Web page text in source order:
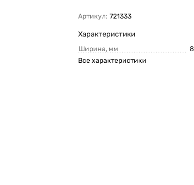
Артикул: 721333
Характеристики
Ширина, мм
Все характеристики